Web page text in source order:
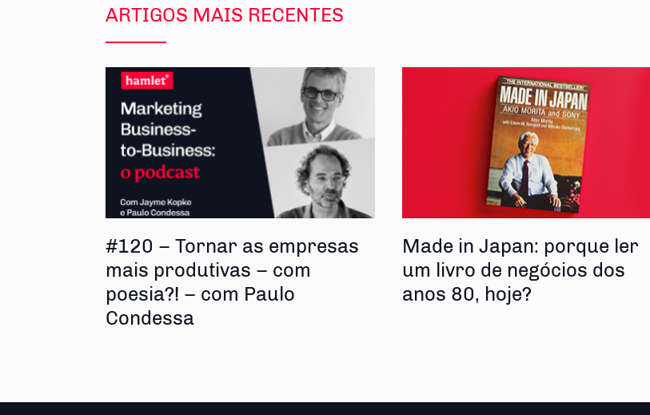
ARTIGOS MAIS RECENTES
#120 – Tornar as empresas
mais produtivas – com
poesia?! – com Paulo
Condessa
Made in Japan: porque ler
um livro de negócios dos
anos 80, hoje?